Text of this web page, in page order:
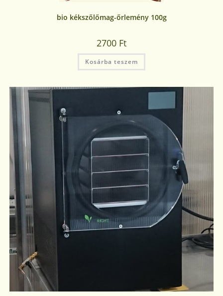
bio kékszőlőmag-őrlemény 100g
2700 Ft
Kosárba teszem